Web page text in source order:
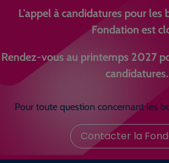
L'appel à candidatures pour les
Fondation est
Rendez-vous au printemps 2027
candidatures.
Pour toute question concernant les
Contacter la